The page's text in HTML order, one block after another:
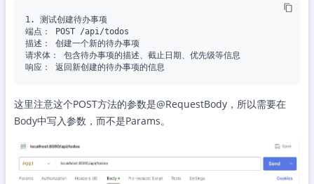
1. 测试创建待办事项
端点： POST /api/todos
描述： 创建一个新的待办事项
请求体： 包含待办事项的描述、截止日期、优先级等信息
这里注意这个POST方法的参数是@RequestBody，所以需要在
Body中写入参数，而不是Params。